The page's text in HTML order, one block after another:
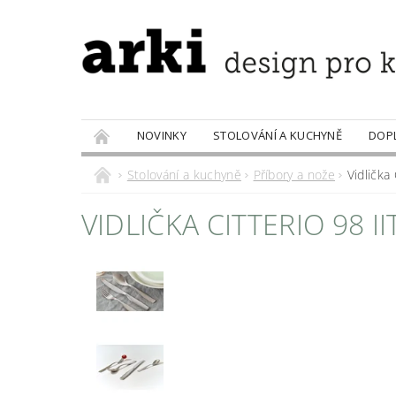
NOVINKY STOLOVÁNÍ A KUCHYNĚ
PRODÁVANÉ ZNAČKY
DOBROTY
Stolování a kuchyně Příbory a nože Vidlička
VIDLIČKA CITTERIO 98